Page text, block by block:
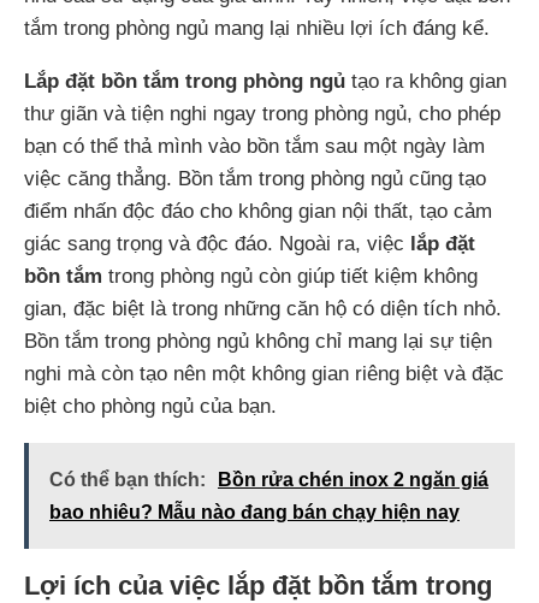
tắm trong phòng ngủ mang lại nhiều lợi ích đáng kể.
Lắp đặt bồn tắm trong phòng ngủ tạo ra không gian
thư giãn và tiện nghi ngay trong phòng ngủ, cho phép
bạn có thể thả mình vào bồn tắm sau một ngày làm
việc căng thẳng. Bồn tắm trong phòng ngủ cũng tạo
điểm nhấn độc đáo cho không gian nội thất, tạo cảm
giác sang trọng và độc đáo. Ngoài ra, việc lắp đặt
bồn tắm trong phòng ngủ còn giúp tiết kiệm không
gian, đặc biệt là trong những căn hộ có diện tích nhỏ.
Bồn tắm trong phòng ngủ không chỉ mang lại sự tiện
nghi mà còn tạo nên một không gian riêng biệt và đặc
biệt cho phòng ngủ của bạn.
Có thể bạn thích:
Bồn rửa chén inox 2 ngăn giá
bao nhiêu? Mẫu nào đang bán chạy hiện nay
Lợi ích của việc lắp đặt bồn tắm trong